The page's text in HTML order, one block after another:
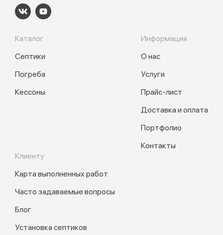
Каталог
Септики
Погреба
Кессоны
Информация
О нас
Услуги
Прайс-лист
Доставка и оплата
Портфолио
Контакты
Клиенту
Карта выполненных работ
Часто задаваемые вопросы
Блог
Установка септиков